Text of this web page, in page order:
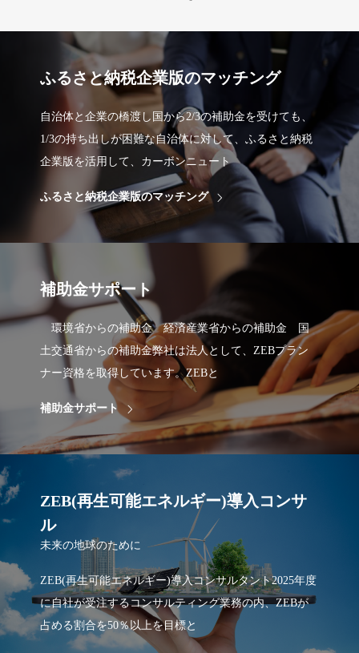
ふるさと納税企業版のマッチング
自治体と企業の橋渡し国から2/3の補助金を受けても、
1/3の持ち出しが困難な自治体に対して、ふるさと納税
企業版を活用して、カーボンニュート
ふるさと納税企業版のマッチング
補助金サポート
環境省からの補助金 経済産業省からの補助金 国
土交通省からの補助金弊社は法人として、ZEBプラン
ナー資格を取得しています。ZEBと
補助金サポート
ZEB(再生可能エネルギー)導入コンサ
ル
未来の地球のために
ZEB(再生可能エネルギー)導入コンサルタント2025年度
に自社が受注するコンサルティング業務の内、ZEBが
占める割合を50％以上を目標と